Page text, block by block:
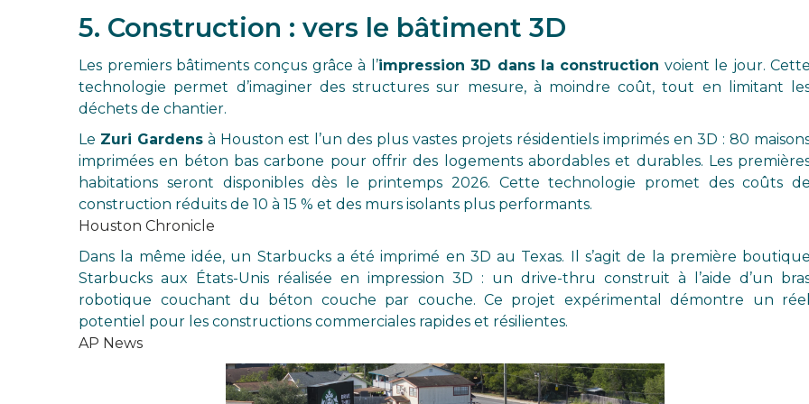
5. Construction : vers le bâtiment 3D
Les premiers bâtiments conçus grâce à l’impression 3D dans la construction voient le jour. Cette
technologie permet d’imaginer des structures sur mesure, à moindre coût, tout en limitant
déchets de chantier.
Le Zuri Gardens à Houston est l’un des plus vastes projets résidentiels imprimés en 3D : 80
imprimées en béton bas carbone pour offrir des logements abordables et durables. Les
habitations seront disponibles dès le printemps 2026. Cette technologie promet des coûts de
construction réduits de 10 à 15 % et des murs isolants plus performants.
Houston Chronicle
Dans la même idée, un Starbucks a été imprimé en 3D au Texas. Il s’agit de la première boutique
Starbucks aux États-Unis réalisée en impression 3D : un drive-thru construit à l’aide d’un
robotique couchant du béton couche par couche. Ce projet expérimental démontre un réel
potentiel pour les constructions commerciales rapides et résilientes.
AP News